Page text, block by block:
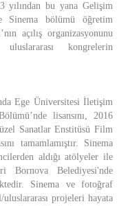
yılından bu yana Gelişim
Sinema bölümü öğretim
açılış organizasyonunu
kongrelerin
Ege Üniversitesi İletişim
lisansını, 2016
Sanatlar Enstitüsü Film
tamamlamıştır. Sinema
aldığı atölyeler ile
Bornova Belediyesi'nde
Sinema ve fotoğraf
projeleri hayata